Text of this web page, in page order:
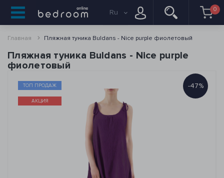
Ru 0
Главная Пляжная туника Buldans - Nice purple фиолетовый
Пляжная туника Buldans - Nice purple
фиолетовый
-47%
ТОП ПРОДАЖ
АКЦИЯ